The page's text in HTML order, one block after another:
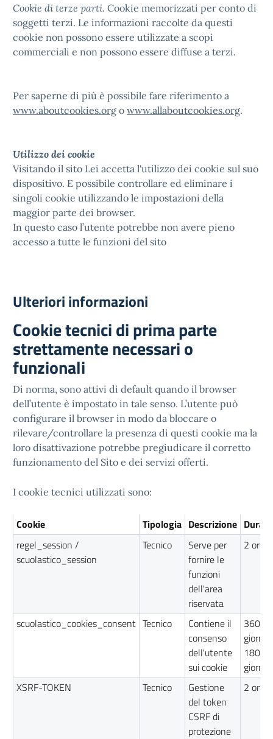
Cookie di terze parti. Cookie memorizzati per conto di
soggetti terzi. Le informazioni raccolte da questi
cookie non possono essere utilizzate a scopi
commerciali e non possono essere diffuse a terzi.
Per saperne di più è possibile fare riferimento a
www.aboutcookies.org o www.allaboutcookies.org.
Utilizzo dei cookie
Visitando il sito Lei accetta l'utilizzo dei cookie sul suo
dispositivo. E possibile controllare ed eliminare i
singoli cookie utilizzando le impostazioni della
maggior parte dei browser.
In questo caso l’utente potrebbe non avere pieno
accesso a tutte le funzioni del sito
Ulteriori informazioni
Cookie tecnici di prima parte
strettamente necessari o
funzionali
Di norma, sono attivi di default quando il browser
dell’utente è impostato in tale senso. L’utente può
configurare il browser in modo da bloccare o
rilevare/controllare la presenza di questi cookie ma la
loro disattivazione potrebbe pregiudicare il corretto
funzionamento del Sito e dei servizi offerti.
I cookie tecnici utilizzati sono:
Cookie Tipologia Descrizione Durata
regel_session /
scuolastico_session
Tecnico
Serve per
fornire le
funzioni
dell'area
riservata
2 ore
scuolastico_cookies_consent Tecnico
Contiene il
consenso
dell'utente
sui cookie
360
giorni /
180
giorni
XSRF-TOKEN
Tecnico
Gestione
del token
CSRF di
protezione
2 ore